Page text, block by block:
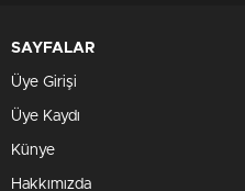
SAYFALAR
Üye Girişi
Üye Kaydı
Künye
Hakkımızda